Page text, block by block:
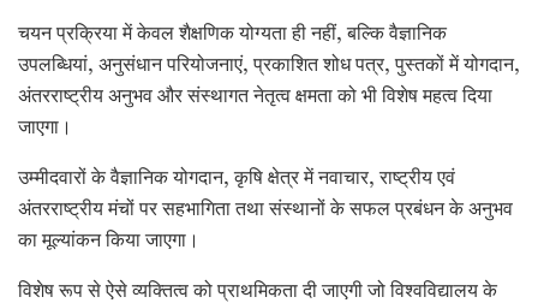
चयन प्रक्रिया में केवल शैक्षणिक योग्यता ही नहीं, बल्कि वैज्ञानिक
उपलब्धियां, अनुसंधान परियोजनाएं, प्रकाशित शोध पत्र, पुस्तकों में योगदान,
अंतरराष्ट्रीय अनुभव और संस्थागत नेतृत्व क्षमता को भी विशेष महत्व दिया
जाएगा।
उम्मीदवारों के वैज्ञानिक योगदान, कृषि क्षेत्र में नवाचार, राष्ट्रीय एवं
अंतरराष्ट्रीय मंचों पर सहभागिता तथा संस्थानों के सफल प्रबंधन के अनुभव
का मूल्यांकन किया जाएगा।
विशेष रूप से ऐसे व्यक्तित्व को प्राथमिकता दी जाएगी जो विश्वविद्यालय के